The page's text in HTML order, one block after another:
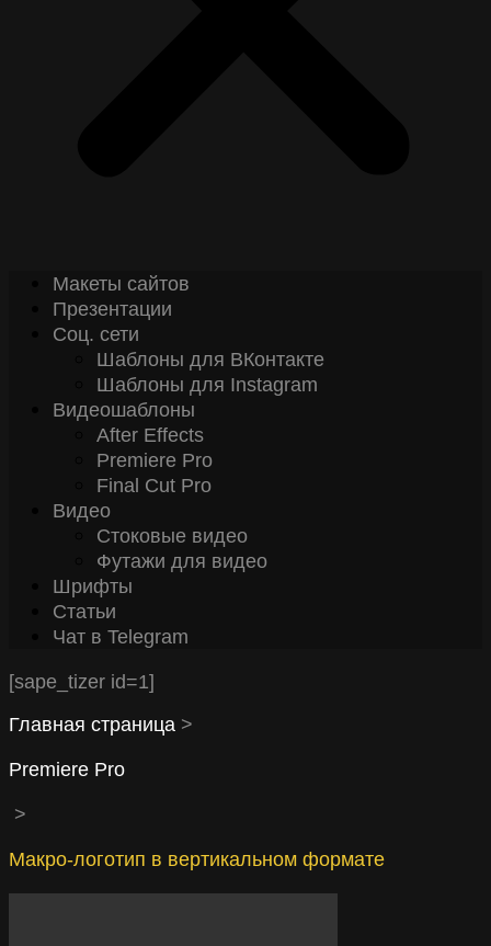
Макеты сайтов
Презентации
Соц. сети
Шаблоны для ВКонтакте
Шаблоны для Instagram
Видеошаблоны
After Effects
Premiere Pro
Final Cut Pro
Видео
Стоковые видео
Футажи для видео
Шрифты
Статьи
Чат в Telegram
[sape_tizer id=1]
Главная страница >
Premiere Pro
>
Макро-логотип в вертикальном формате